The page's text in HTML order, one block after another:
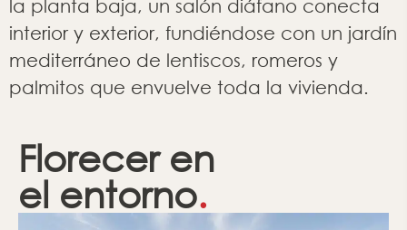
la planta baja, un salón diáfano conecta
interior y exterior, fundiéndose con un jardín
mediterráneo de lentiscos, romeros y
palmitos que envuelve toda la vivienda.
Florecer en
el entorno.